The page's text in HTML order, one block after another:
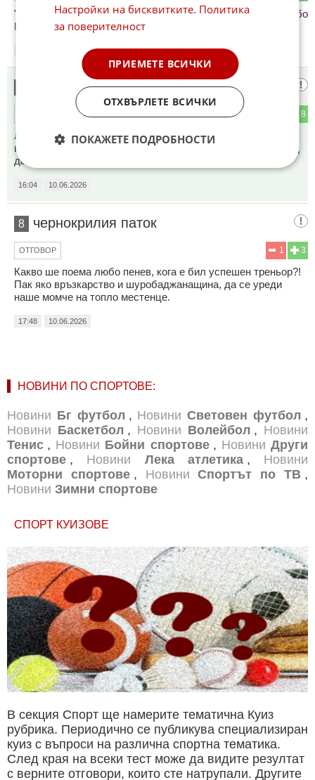
"От тука до Мароко само ЛОКО-Сф" му пожелавам на Любо
Пенев особено срешу МВР- "Луевски" и ЦеСКА на БНА!
Той не беше
8
ли на смъртно легло? Нека сме реалисти, сега е във
временна ремисия, която няма да продължи дълго. Господ
да му даде повече дни, но не е за треньор.
16:04 10.06.2026
8 чернокрилия паток
3
1
ОТГОВОР
Какво ше поема любо пенев, кога е бил успешен треньор?!
Пак яко връзкарство и шуробаджанащина, да се уреди
наше момче на топло местенце.
17:48 10.06.2026
НОВИНИ ПО СПОРТОВЕ:
Новини Бг футбол , Новини Световен футбол ,
Новини Баскетбол , Новини Волейбол , Новини
Тенис , Новини Бойни спортове , Новини Други
спортове , Новини Лека атлетика , Новини
Моторни спортове , Новини Спортът по ТВ ,
Новини Зимни спортове
СПОРТ КУИЗОВЕ
В секция Спорт ще намерите тематична Куиз
рубрика. Периодично се публикува специализиран
куиз с въпроси на различна спортна тематика.
След края на всеки тест може да видите резултат
с верните отговори, които сте натрупали. Другите
Настройки на бисквитките. Политика
за поверителност
ПРИЕМЕТЕ ВСИЧКИ
ОТХВЪРЛЕТЕ ВСИЧКИ
ПОКАЖЕТЕ ПОДРОБНОСТИ